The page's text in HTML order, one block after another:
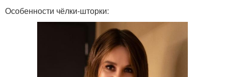
Особенности чёлки-шторки: